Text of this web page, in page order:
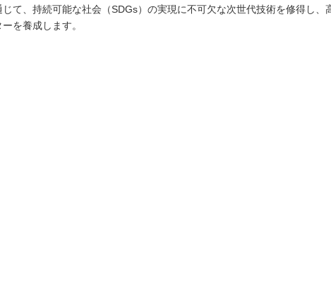
じて、持続可能な社会（SDGs）の実現に不可欠な次世代技術を修得し、
ーを養成します。